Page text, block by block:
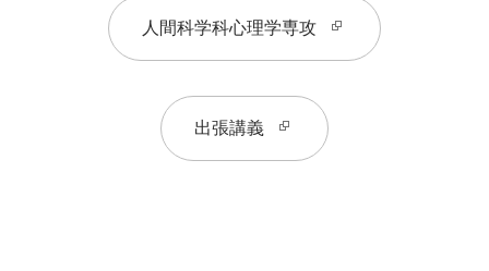
人間科学科心理学専攻
出張講義